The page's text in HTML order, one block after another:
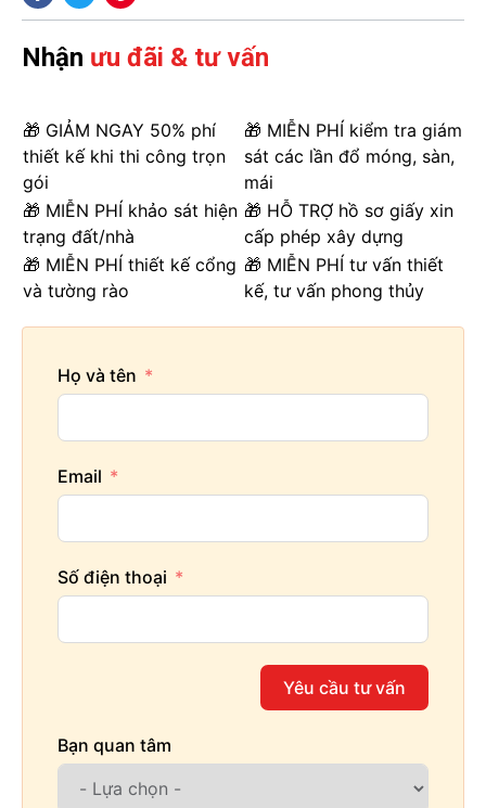
Nhận ưu đãi & tư vấn
🎁 GIẢM NGAY 50% phí
thiết kế khi thi công trọn
gói
🎁 MIỄN PHÍ kiểm tra giám
sát các lần đổ móng, sàn,
mái
🎁 MIỄN PHÍ khảo sát hiện
trạng đất/nhà
🎁 HỖ TRỢ hồ sơ giấy xin
cấp phép xây dựng
🎁 MIỄN PHÍ thiết kế cổng
và tường rào
🎁 MIỄN PHÍ tư vấn thiết
kế, tư vấn phong thủy
Họ và tên
Email
Số điện thoại
Yêu cầu tư vấn
Bạn quan tâm